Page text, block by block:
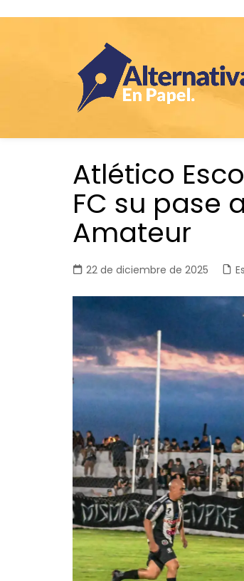
Atlético
FC su pase
Amateur
22 de diciembre de 2025